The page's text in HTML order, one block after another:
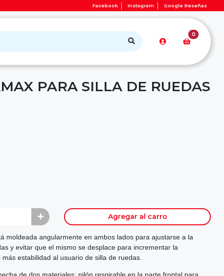
Facebook Instagram Google Reseñas
0
PARA SILLA DE RUEDAS
Agregar al carro
moldeada angularmente en ambos lados para ajustarse a la
y evitar que el mismo se desplace para incrementar la
estabilidad al usuario de silla de ruedas.